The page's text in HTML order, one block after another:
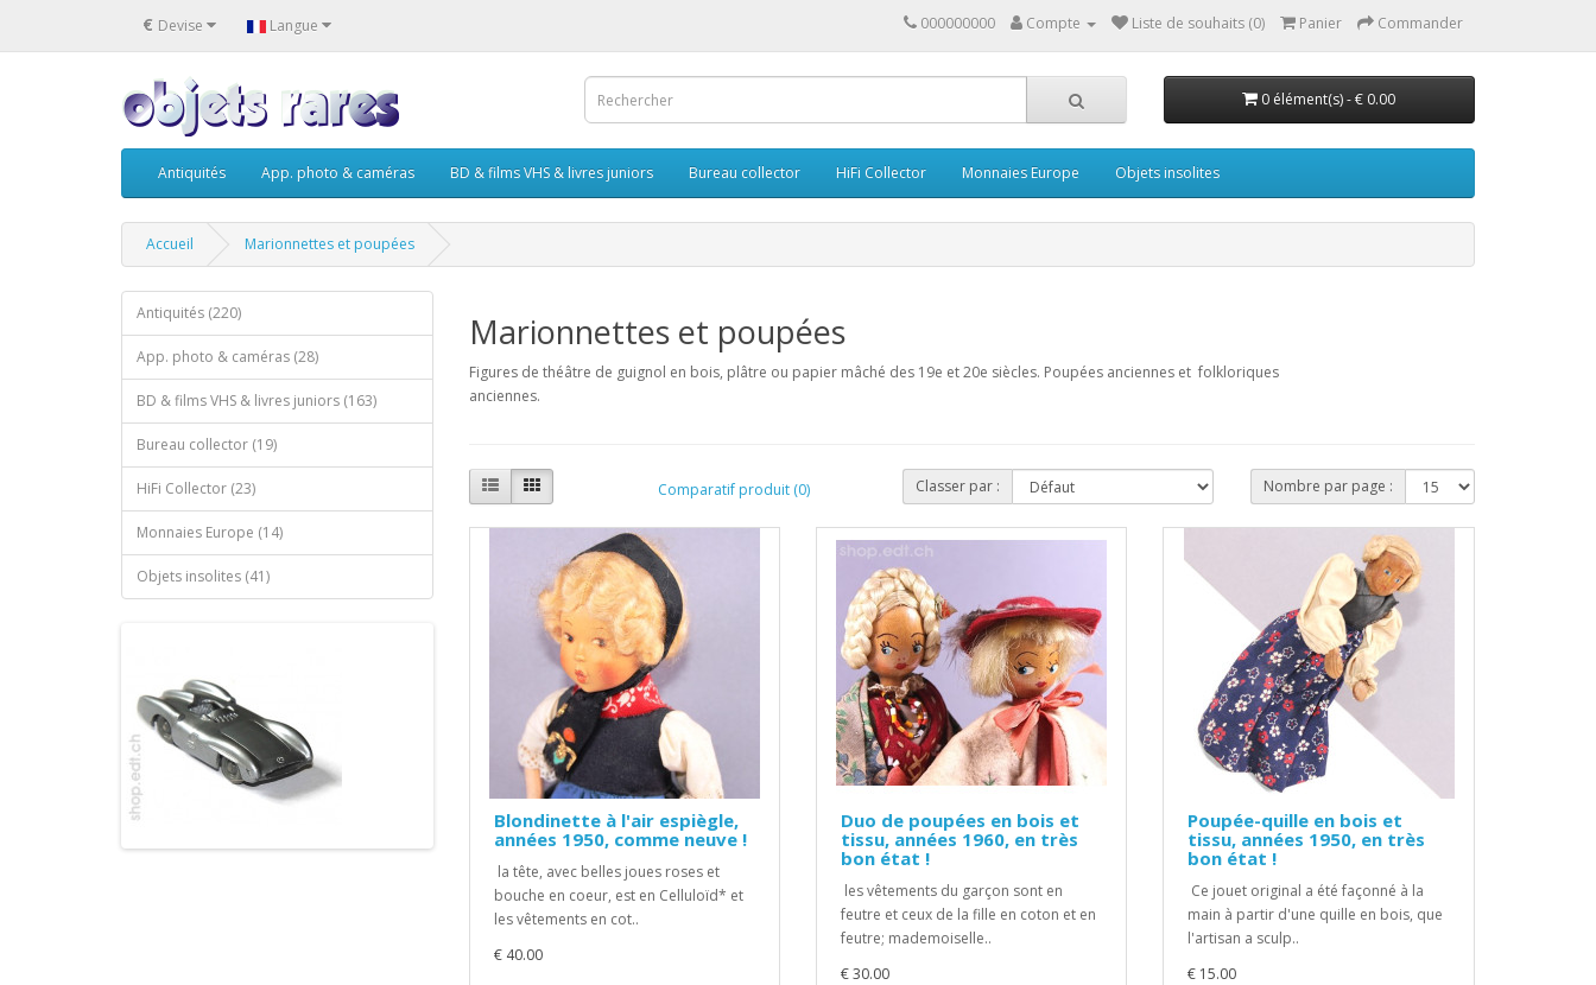
€ Devise Langue 000000000 Compte Liste de souhaits (0) Panier Commander
0 élément(s) - € 0.00
Antiquités App. photo & caméras BD & films VHS & livres juniors Bureau collector HiFi Collector Monnaies Europe Objets insolites
Accueil Marionnettes et poupées
Antiquités (220)
App. photo & caméras (28)
BD & films VHS & livres juniors (163)
Bureau collector (19)
HiFi Collector (23)
Monnaies Europe (14)
Objets insolites (41)
Marionnettes et poupées
Figures de théâtre de guignol en bois, plâtre ou papier mâché des 19e et 20e siècles. Poupées anciennes et folkloriques
anciennes.
Comparatif produit (0) Classer par : Nombre par page :
Blondinette à l'air espiègle,
années 1950, comme neuve !
la tête, avec belles joues roses et
bouche en coeur, est en Celluloïd* et
les vêtements en cot..
€ 40.00
Duo de poupées en bois et
tissu, années 1960, en très
bon état !
les vêtements du garçon sont en
feutre et ceux de la fille en coton et en
feutre; mademoiselle..
€ 30.00
Poupée-quille en bois et
tissu, années 1950, en très
bon état !
Ce jouet original a été façonné à la
main à partir d'une quille en bois, que
l'artisan a sculp..
€ 15.00